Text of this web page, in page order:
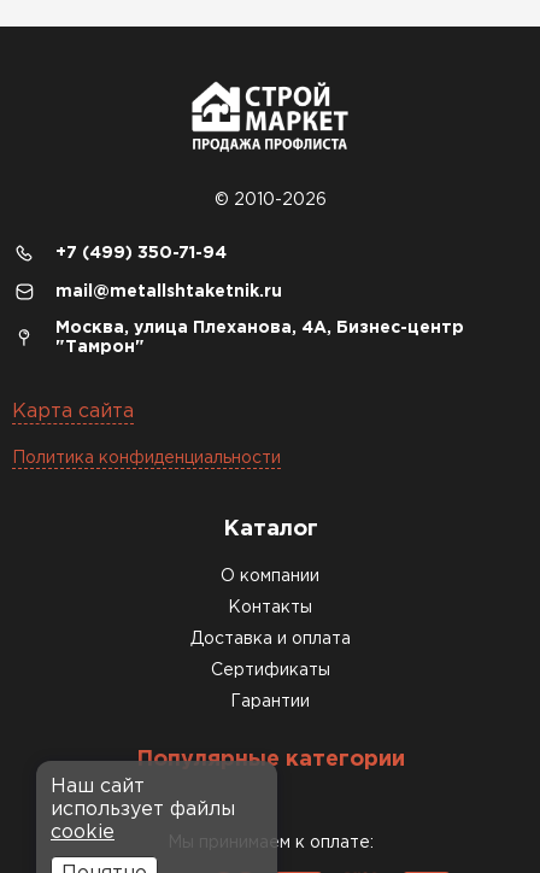
© 2010-2026
+7 (499) 350-71-94
mail@metallshtaketnik.ru
Москва, улица Плеханова, 4А, Бизнес-центр
"Тамрон"
Карта сайта
Политика конфиденциальности
Каталог
О компании
Контакты
Доставка и оплата
Сертификаты
Гарантии
Популярные категории
Мы принимаем к оплате:
Наш сайт
использует файлы
cookie